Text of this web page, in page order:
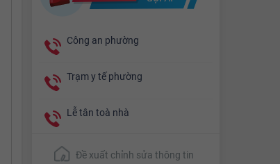
Công an phường
Trạm y tế phường
Lễ tân toà nhà
Đề xuất chỉnh sửa thông tin